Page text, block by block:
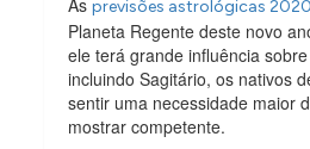
Asprevisões astrológicas 2020
Planeta Regente deste novo
ele terá grande influência
incluindo Sagitário, os nativos
sentir uma necessidade maior
mostrar competente.